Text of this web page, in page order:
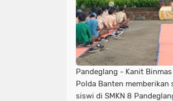
Pandeglang - Kanit
Polda Banten memberikan
siswi di SMKN 8